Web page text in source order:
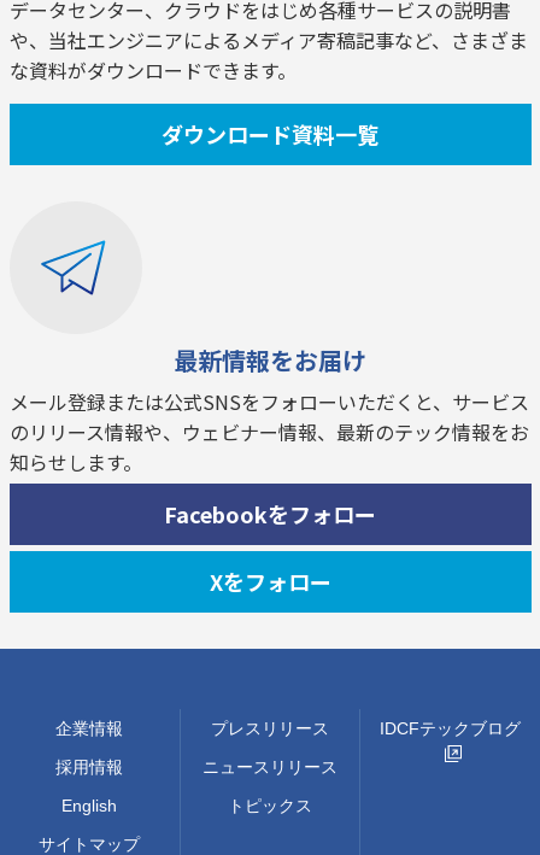
データセンター、クラウドをはじめ各種サービスの説明書
や、当社エンジニアによるメディア寄稿記事など、さまざま
な資料がダウンロードできます。
ダウンロード資料一覧
最新情報をお届け
メール登録または公式SNSをフォローいただくと、サービス
のリリース情報や、ウェビナー情報、最新のテック情報をお
知らせします。
Facebookをフォロー
Xをフォロー
企業情報
採用情報
English
サイトマップ
プレスリリース
ニュースリリース
トピックス
IDCFテックブログ